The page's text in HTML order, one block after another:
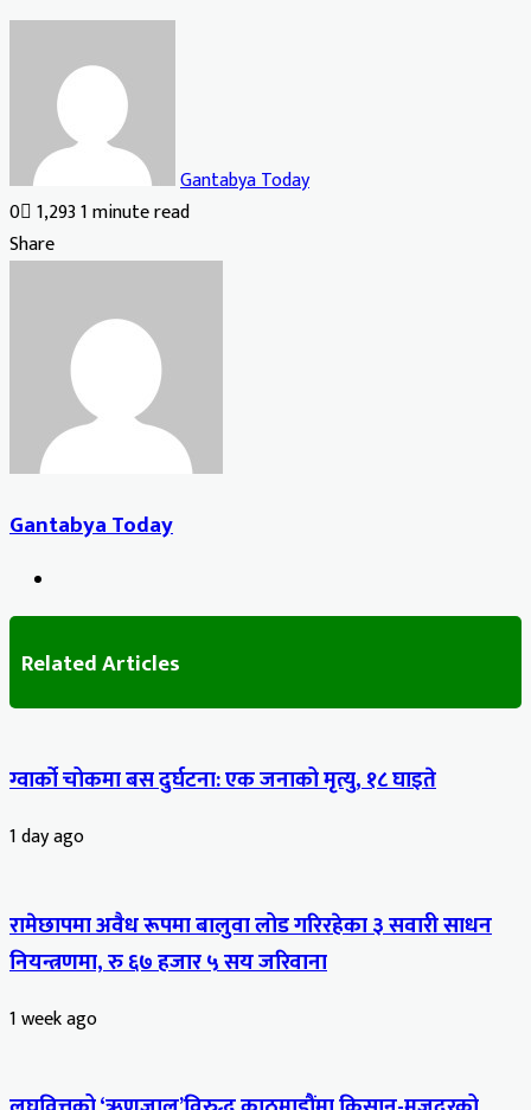
Gantabya Today
0 1,2931 minute read
Facebook
X
LinkedIn
Tumblr
Pinterest
Reddit
VKontakte
Odnoklassniki
Pocket
Share
Gantabya Today
Related Articles
ग्वार्को चोकमा बस दुर्घटना: एक जनाको मृत्यु, १८ घाइते
1 day ago
रामेछापमा अवैध रूपमा बालुवा लोड गरिरहेका ३ सवारी साधन
नियन्त्रणमा, रु ६७ हजार ५ सय जरिवाना
1 week ago